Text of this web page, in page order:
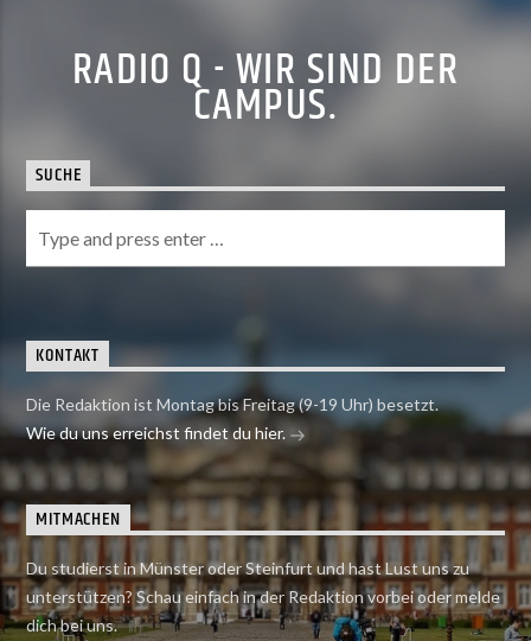
RADIO Q - WIR SIND DER
CAMPUS.
SUCHE
KONTAKT
Die Redaktion ist Montag bis Freitag (9-19 Uhr) besetzt.
Wie du uns erreichst findet du hier.
MITMACHEN
Du studierst in Münster oder Steinfurt und hast Lust uns zu
unterstützen? Schau einfach in der Redaktion vorbei oder melde
dich bei uns.